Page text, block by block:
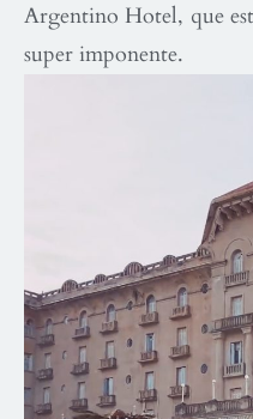
Argentino Hotel, que
super imponente.